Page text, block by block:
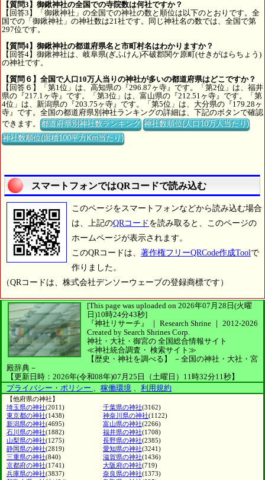
【質問3】御鍬神社の全国での寺院数は何社ですか？
【回答3】「御鍬神社」の全国での神社の数と順位は以下のとおりです。全
国での「御鍬神社」の神社数は21社です。同じ神社名の数では、全国で第
297位です。
【質問4】御鍬神社の都道府県名と市町村名はわかりますか？
【回答4】御鍬神社は、岐阜県(ぎふけん)不破郡関ケ原町(せきがはらちょう)
の神社です。
【質問６】全国で人口10万人当りの神社が多いの都道府県はどこですか？
【回答６】「第1位」は、高知県の『296.87ヶ寺』です。「第2位」は、福井
県の『217.1ヶ寺』です。「第3位」は、富山県の『212.51ヶ寺』です。「第
4位」は、新潟県の『203.75ヶ寺』です。「第5位」は、大分県の『179.28ヶ
寺』です。全国の都道府県別神社ランキングの詳細は、下記のボタンで確認
できます。都道府県別神社数ランキング 神社数順位(人口10万人当たり)
神社数順位(面積100平方Km当たり)
スマートフォンではQRコードで読み込む
このページをスマートフォンなどから読み込む場合
は、上記のQRコード を読み取ると、このページの
ホームページが表示されます。
このQRコードは、 著作権フリーQRCode作成Toolで
作りました。
（QRコードは、株式会社デンソーウェーブの登録商標です）
[This page was uploaded on 2026年07月28日(火曜
日)10時24分43秒]
『神社リサーチ』 ｜ Research Shrine ｜ 2012-2026
Created by Search Shrines Corp.
神社・大社・御宮の 全国総合情報サイト
≪神社統合調査・ 検索サイト≫
【歴史・神社を調べる】
－全国の神社・大社・宮
殿辞典－
【更新日時：2026年(令和08年)07月25日（土曜日）11時32分11秒】
プライバシー・ポリシー 、 稼働環境 、 利用規約
【他府県の神社】
埼玉県の神社(2011) 千葉県の神社(3162)
東京都の神社(1438) 神奈川県の神社(1122)
新潟県の神社(4695) 富山県の神社(2266)
石川県の神社(1882) 福井県の神社(1708)
山梨県の神社(1275) 長野県の神社(2385)
静岡県の神社(2819) 愛知県の神社(3241)
三重県の神社(840) 滋賀県の神社(1436)
京都府の神社(1741) 大阪府の神社(719)
兵庫県の神社(3837) 奈良県の神社(1373)